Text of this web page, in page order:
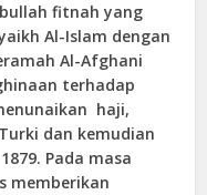
fitnah yang
Al-Islam dengan
Al-Afghani
terhadap
haji,
dan kemudian
Pada masa
memberikan